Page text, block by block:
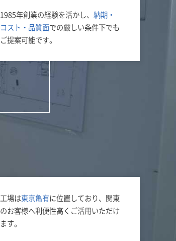
1985年創業の経験を活かし、納期・
コスト・品質面での厳しい条件下でも
ご提案可能です。
工場は東京亀有に位置しており、関東
のお客様へ利便性高くご活用いただけ
ます。